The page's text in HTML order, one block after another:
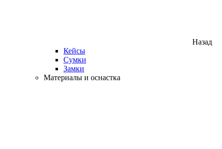
Назад
Кейсы
Сумки
Замки
Материалы и оснастка